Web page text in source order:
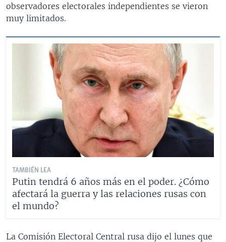
observadores electorales independientes se vieron
muy limitados.
TAMBIÉN LEA
Putin tendrá 6 años más en el poder. ¿Cómo
afectará la guerra y las relaciones rusas con
el mundo?
La Comisión Electoral Central rusa dijo el lunes que